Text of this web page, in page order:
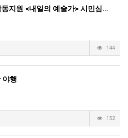
지원 <내일의 예술가> 시민심…
144
야행
152